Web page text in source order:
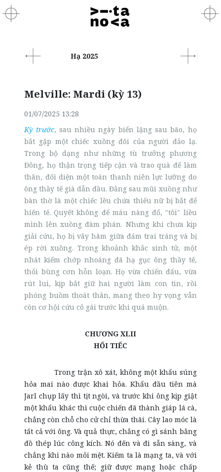
Hạ 2025
Melville: Mardi (kỳ 13)
01/07/2025 13:28
Kỳ trước, sau nhiều ngày biển lặng sau bão, họ
bắt gặp một chiếc xuồng đôi của người đảo lạ.
Trong bộ dạng như những tù trưởng phương
Đông, họ thận trọng tiếp cận và trao quà để làm
thân, đối diện một toán thanh niên lực lưỡng do
ông thầy tế già dẫn đầu. Đằng sau mũi xuồng như
bàn thờ là một chiếc lều chứa thiếu nữ bị bắt để
hiến tế. Quyết không để máu nàng đổ, "tôi" liều
mình lên xuồng đàm phán. Nhưng khi chưa kịp
giải cứu, họ bị vây hãm giữa đám trai tráng và bị
ép rời xuồng. Trong khoảnh khắc sinh tử, một
nhát kiếm chớp nhoáng đã hạ gục ông thầy tế,
thổi bùng cơn hỗn loạn. Họ vừa chiến đấu, vừa
rút lui, kịp bắt giữ hai người làm con tin, rồi
phóng buồm thoát thân, mang theo hy vọng vẫn
còn cơ hội cứu cô gái trước khi quá muộn.
CHƯƠNG XLII
HỐI TIẾC
Trong trận xô xát, không một khẩu súng
hỏa mai nào được khai hỏa. Khẩu đầu tiên mà
Jarl chụp lấy thì tịt ngòi, và trước khi ông kịp giật
một khẩu khác thì cuộc chiến đã thành giáp lá cà,
chẳng còn chỗ cho cử chỉ thừa thãi. Cây lao móc là
tất cả với ông. Và quả thực, chẳng có gì sánh bằng
đồ thép lúc công kích. Nó đến và đi sẵn sàng, và
chẳng khi nào mỏi mệt. Kiếm ta là mạng ta, và với
kẻ thù ta cũng thế; giữ được mạng hoặc chấp